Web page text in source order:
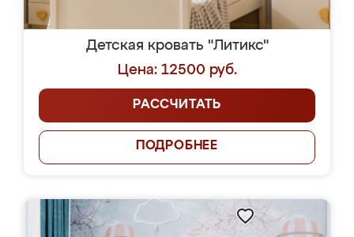
Детская кровать "Литикс"
Цена: 12500 руб.
РАССЧИТАТЬ
ПОДРОБНЕЕ